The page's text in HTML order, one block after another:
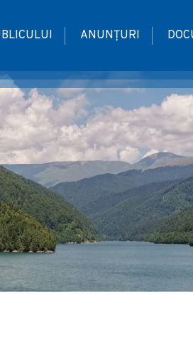
ANUNȚURI